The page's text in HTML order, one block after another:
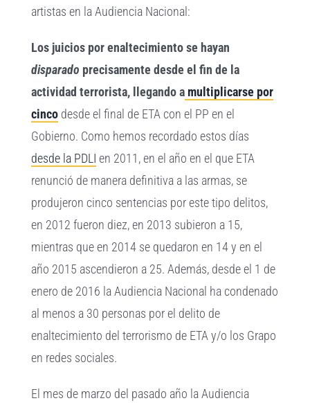
artistas en la Audiencia Nacional:
Los juicios por enaltecimiento se hayan
disparado precisamente desde el fin de la
actividad terrorista, llegando a multiplicarse por
cinco desde el final de ETA con el PP en el
Gobierno. Como hemos recordado estos días
desde la PDLI en 2011, en el año en el que ETA
renunció de manera definitiva a las armas, se
produjeron cinco sentencias por este tipo delitos,
en 2012 fueron diez, en 2013 subieron a 15,
mientras que en 2014 se quedaron en 14 y en el
año 2015 ascendieron a 25. Además, desde el 1 de
enero de 2016 la Audiencia Nacional ha condenado
al menos a 30 personas por el delito de
enaltecimiento del terrorismo de ETA y/o los Grapo
en redes sociales.
El mes de marzo del pasado año la Audiencia